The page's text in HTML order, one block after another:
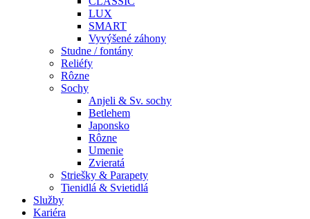
LUX
SMART
Vyvýšené záhony
Studne / fontány
Reliéfy
Rôzne
Sochy
Anjeli & Sv. sochy
Betlehem
Japonsko
Rôzne
Umenie
Zvieratá
Striešky & Parapety
Tienidlá & Svietidlá
Služby
Kariéra